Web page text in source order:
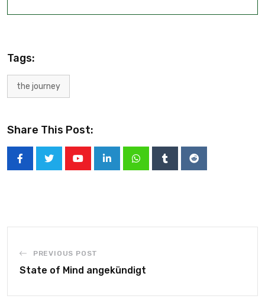
Tags:
the journey
Share This Post:
PREVIOUS POST
State of Mind angekündigt